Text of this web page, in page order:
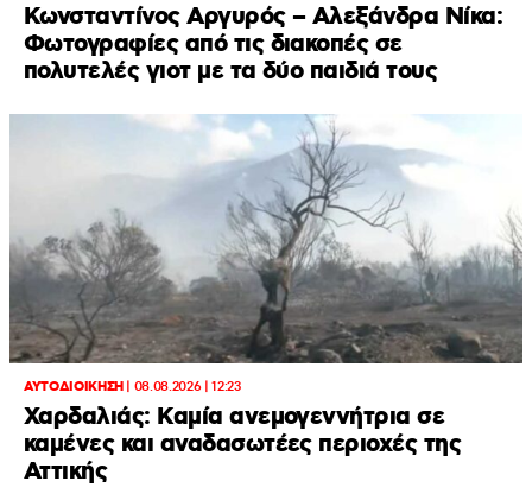
Κωνσταντίνος Αργυρός – Αλεξάνδρα Νίκα:
Φωτογραφίες από τις διακοπές σε
πολυτελές γιοτ με τα δύο παιδιά τους
ΑΥΤΟΔΙΟΙΚΗΣΗ| 08.08.2026 | 12:23
Χαρδαλιάς: Καμία ανεμογεννήτρια σε
καμένες και αναδασωτέες περιοχές της
Αττικής